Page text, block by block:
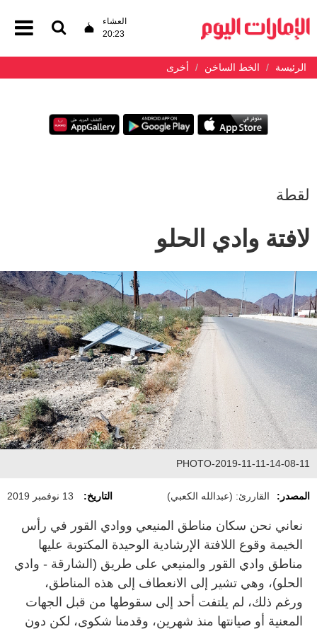
العشاء
20:23
الرئيسة الخط الساخن أخرى
لقطة
لافتة وادي الحلو
PHOTO-2019-11-11-14-08-11
المصدر: القاررئ: (عبدالله الكعبي) التاريخ: 13 نوفمبر 2019
نعاني نحن سكان مناطق المنيعي ووادي القور في رأس
الخيمة وقوع اللافتة الإرشادية الوحيدة المكتوبة عليها
مناطق وادي القور والمنيعي على طريق (الشارقة - وادي
الحلو)، وهي تشير إلى الانعطاف إلى هذه المناطق،
ورغم ذلك، لم يلتفت أحد إلى سقوطها من قبل الجهات
المعنية أو صيانتها منذ شهرين، وقدمنا شكوى، لكن دون